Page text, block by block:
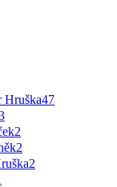
Hruška47
2
2
2